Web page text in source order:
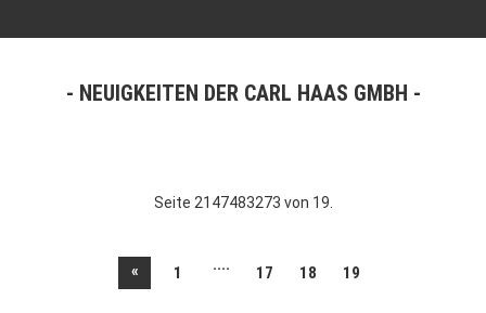
NEUIGKEITEN DER CARL HAAS GMBH
Seite 2147483273 von 19.
« 1 .... 17 18 19